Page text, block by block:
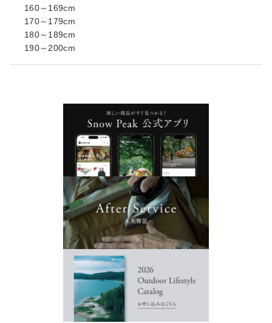
160～169cm
170～179cm
180～189cm
190～200cm